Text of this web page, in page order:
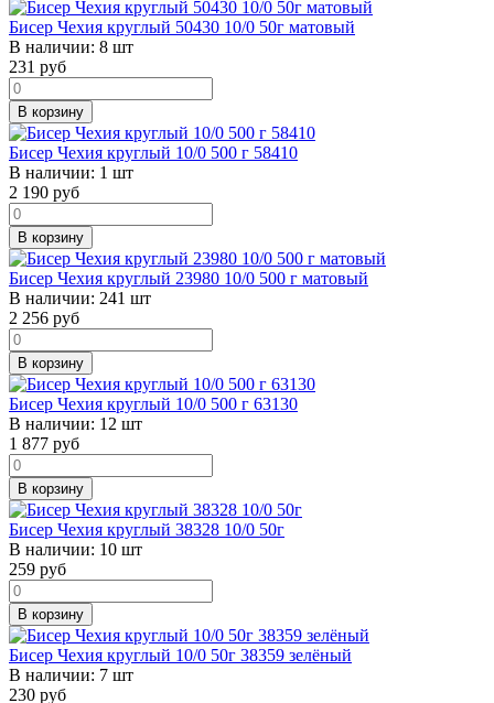
Бисер Чехия круглый 50430 10/0 50г матовый
В наличии: 8 шт
231 руб
В корзину
Бисер Чехия круглый 10/0 500 г 58410
В наличии: 1 шт
2 190 руб
В корзину
Бисер Чехия круглый 23980 10/0 500 г матовый
В наличии: 241 шт
2 256 руб
В корзину
Бисер Чехия круглый 10/0 500 г 63130
В наличии: 12 шт
1 877 руб
В корзину
Бисер Чехия круглый 38328 10/0 50г
В наличии: 10 шт
259 руб
В корзину
Бисер Чехия круглый 10/0 50г 38359 зелёный
В наличии: 7 шт
230 руб